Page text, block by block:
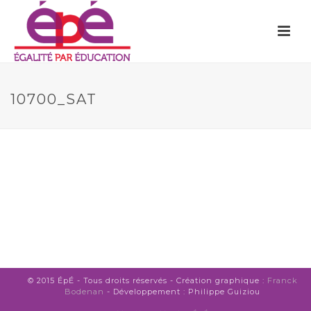
10700_SAT
© 2015 ÉpÉ - Tous droits réservés - Création graphique : Franck
Bodenan - Développement : Philippe Guiziou